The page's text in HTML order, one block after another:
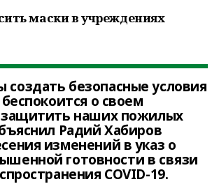
маски в учреждениях
безопасные условия
о своем
защитить наших пожилых
Радий Хабиров
изменений в указ о
готовности в связи
СOVID-19.